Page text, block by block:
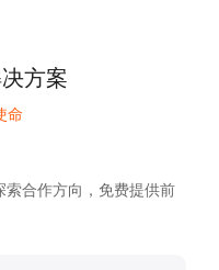
方案
命
合作方向，免费提供前